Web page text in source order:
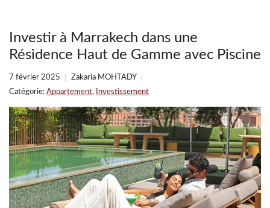
Investir à Marrakech dans une
Résidence Haut de Gamme avec Piscine
7 février 2025
Zakaria MOHTADY
Catégorie: Appartement, Investissement